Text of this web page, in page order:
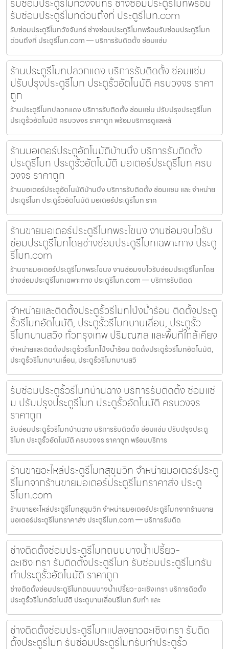
รับซ่อมประตูรีโมทด่วนถึงที่ ประตูรีโมท.com
รับซ่อมประตูรีโมทวังจันทร์ ช่างซ่อมประตูรีโมทพร้อมรับซ่อมประตูรีโมท
ด่วนถึงที่ ประตูรีโมท.com — บริการรับติดตั้ง ซ่อมแซ่ม
ร้านประตูรีโมทปลวกแดง บริการรับติดตั้ง ซ่อมแซ่ม
ปรับปรุงประตูรีโมท ประตูรั้วอัตโนมัติ ครบวงจร ราคา
ถูก
ร้านประตูรีโมทปลวกแดง บริการรับติดตั้ง ซ่อมแซ่ม ปรับปรุงประตูรีโมท
ประตูรั้วอัตโนมัติ ครบวงจร ราคาถูก พร้อมบริการดูแลหลั
ร้านมอเตอร์ประตูอัตโนมัติบ้านบึง บริการรับติดตั้ง
ประตูรีโมท ประตูรั้วอัตโนมัติ มอเตอร์ประตูรีโมท ครบ
วงจร ราคาถูก
ร้านมอเตอร์ประตูอัตโนมัติบ้านบึง บริการรับติดตั้ง ซ่อมแซม และ จำหน่าย
ประตูรีโมท ประตูรั้วอัตโนมัติ มอเตอร์ประตูรีโมท ราค
ร้านขายมอเตอร์ประตูรีโมทพระโขนง งานซ่อมจบไวรับ
ซ่อมประตูรีโมทโดยช่างซ่อมประตูรีโมทเฉพาะทาง ประตู
รีโมท.com
ร้านขายมอเตอร์ประตูรีโมทพระโขนง งานซ่อมจบไวรับซ่อมประตูรีโมทโดย
ช่างซ่อมประตูรีโมทเฉพาะทาง ประตูรีโมท.com — บริการรับติดต
จำหน่ายและติดตั้งประตูรั้วรีโมทโป่งน้ำร้อน ติดตั้งประตู
รั้วรีโมทอัตโนมัติ, ประตูรั้วรีโมทบานเลื่อน, ประตูรั้ว
รีโมทบานสวิง ทั่วกรุงเทพ ปริมณฑล และพื้นที่ใกล้เคียง
จำหน่ายและติดตั้งประตูรั้วรีโมทโป่งน้ำร้อน ติดตั้งประตูรั้วรีโมทอัตโนมัติ,
ประตูรั้วรีโมทบานเลื่อน, ประตูรั้วรีโมทบานสวิ
รับซ่อมประตูรั้วรีโมทบ้านฉาง บริการรับติดตั้ง ซ่อมแซ่
ม ปรับปรุงประตูรีโมท ประตูรั้วอัตโนมัติ ครบวงจร
ราคาถูก
รับซ่อมประตูรั้วรีโมทบ้านฉาง บริการรับติดตั้ง ซ่อมแซ่ม ปรับปรุงประตู
รีโมท ประตูรั้วอัตโนมัติ ครบวงจร ราคาถูก พร้อมบริการ
ร้านขายอะไหล่ประตูรีโมทสุขุมวิท จำหน่ายมอเตอร์ประตู
รีโมทจากร้านขายมอเตอร์ประตูรีโมทราคาส่ง ประตู
รีโมท.com
ร้านขายอะไหล่ประตูรีโมทสุขุมวิท จำหน่ายมอเตอร์ประตูรีโมทจากร้านขาย
มอเตอร์ประตูรีโมทราคาส่ง ประตูรีโมท.com — บริการรับติด
ช่างติดตั้งซ่อมประตูรีโมทถนนบางน้ำเปรี้ยว-
ฉะเชิงเทรา รับติดตั้งประตูรีโมท รับซ่อมประตูรีโมทรับ
ทำประตูรั้วอัตโนมัติ ราคาถูก
ช่างติดตั้งซ่อมประตูรีโมทถนนบางน้ำเปรี้ยว-ฉะเชิงเทรา บริการติดตั้ง
ประตูรั้วรีโมทอัตโนมัติ ประตูบานเลื่อนรีโมท รับทำ และ
ช่างติดตั้งซ่อมประตูรีโมทแปลงยาวฉะเชิงเทรา รับติด
ตั้งประตูรีโมท รับซ่อมประตูรีโมทรับทำประตูรั้ว